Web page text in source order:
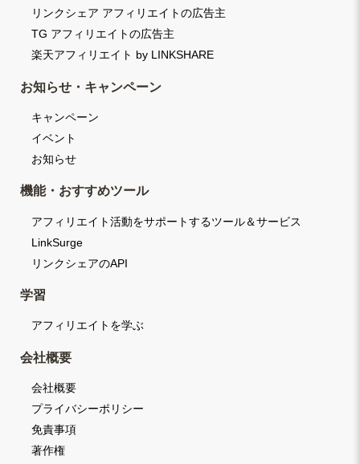
リンクシェア アフィリエイトの広告主
TG アフィリエイトの広告主
楽天アフィリエイト by LINKSHARE
お知らせ・キャンペーン
キャンペーン
イベント
お知らせ
機能・おすすめツール
アフィリエイト活動をサポートするツール＆サービス
LinkSurge
リンクシェアのAPI
学習
アフィリエイトを学ぶ
会社概要
会社概要
プライバシーポリシー
免責事項
著作権